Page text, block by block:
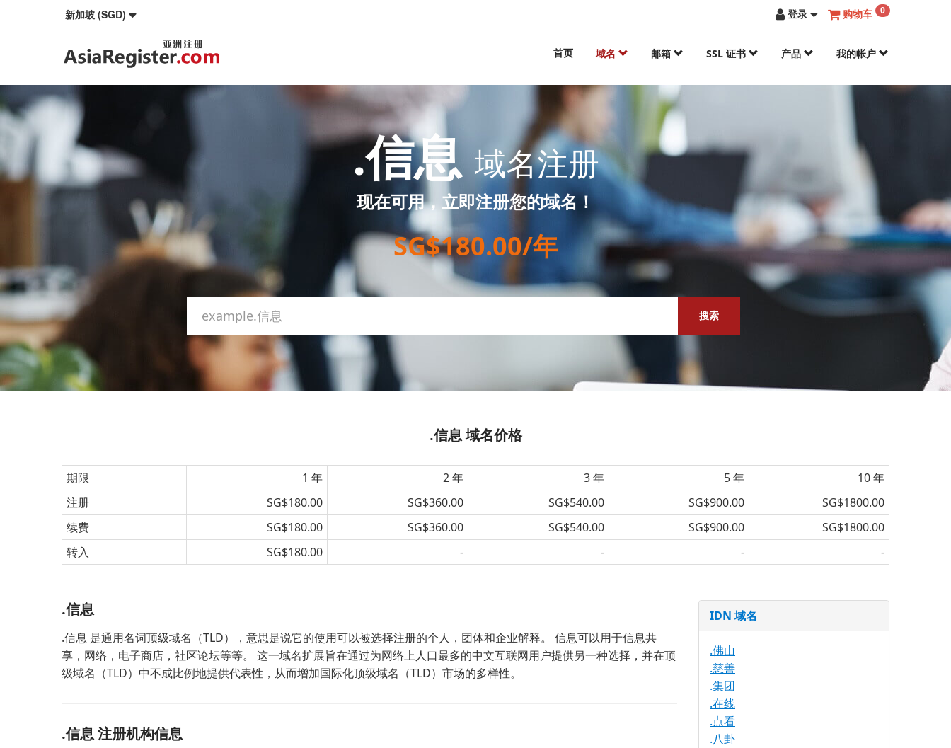
新加坡 (SGD) 登录 购物车 0
首页 域名 邮箱 SSL 证书 产品 我的帐户
.信息域名注册
现在可用，立即注册您的域名！
SG$180.00/年
搜索
.信息 域名价格
期限 1 年 2 年 3 年 5 年
10 年
注册
SG$180.00 SG$360.00 SG$540.00 SG$900.00
SG$1800.00
续费
SG$180.00 SG$360.00 SG$540.00 SG$900.00
SG$1800.00
转入
SG$180.00 - - - -
.信息
.信息 是通用名词顶级域名（TLD），意思是说它的使用可以被选择注册的个人，团体和企业解释。 信息可以用于信息共
享，网络，电子商店，社区论坛等等。 这一域名扩展旨在通过为网络上人口最多的中文互联网用户提供另一种选择，并在顶
级域名（TLD）中不成比例地提供代表性，从而增加国际化顶级域名（TLD）市场的多样性。
.信息 注册机构信息
IDN 域名
.佛山
.慈善
.集团
.在线
.点看
.八卦